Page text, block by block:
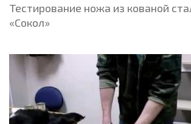
Тестирование ножа из кованой
«Сокол»